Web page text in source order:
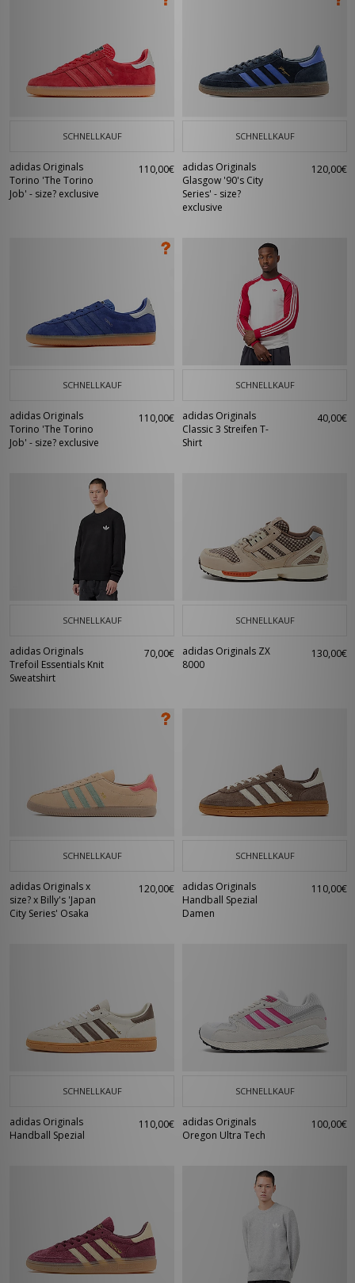
SCHNELLKAUF
adidas Originals
Torino 'The Torino
Job' - size? exclusive
110,00€
SCHNELLKAUF
adidas Originals
Glasgow '90's City
Series' - size?
exclusive
120,00€
SCHNELLKAUF
adidas Originals
Torino 'The Torino
Job' - size? exclusive
110,00€
SCHNELLKAUF
adidas Originals
Classic 3 Streifen T-
Shirt
40,00€
SCHNELLKAUF
adidas Originals
Trefoil Essentials Knit
Sweatshirt
70,00€
SCHNELLKAUF
adidas Originals ZX
8000
130,00€
SCHNELLKAUF
adidas Originals x
size? x Billy's 'Japan
City Series' Osaka
120,00€
SCHNELLKAUF
adidas Originals
Handball Spezial
Damen
110,00€
SCHNELLKAUF
adidas Originals
Handball Spezial
110,00€
SCHNELLKAUF
adidas Originals
Oregon Ultra Tech
100,00€